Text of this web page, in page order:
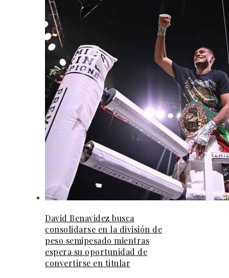
David Benavidez busca
consolidarse en la división de
peso semipesado mientras
espera su oportunidad de
convertirse en titular